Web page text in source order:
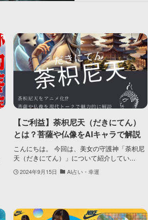
【ご利益】荼枳尼天（だきにてん）
とは？菩薩や仏像をAIキャラで解説
こんにちは。 今回は、美女の守護神「荼枳尼
天（だきにてん）」について紹介してい...
2024年9月15日 AI占い・幸運